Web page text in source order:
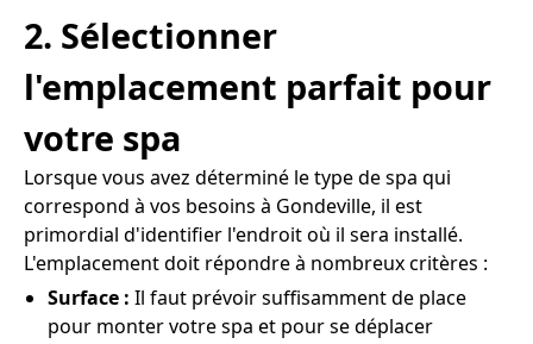
2. Sélectionner
l'emplacement parfait pour
votre spa
Lorsque vous avez déterminé le type de spa qui
correspond à vos besoins à Gondeville, il est
primordial d'identifier l'endroit où il sera installé.
L'emplacement doit répondre à nombreux critères :
Surface : Il faut prévoir suffisamment de place
pour monter votre spa et pour se déplacer